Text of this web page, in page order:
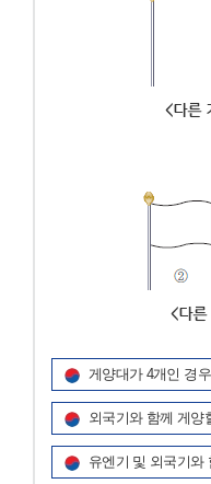
게양대가 4개인 경우
외국기와 함께 게양
유엔기 및 외국기와